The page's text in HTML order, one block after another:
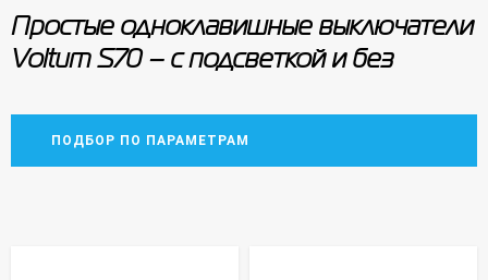
Простые одноклавишные выключатели
Voltum S70 – с подсветкой и без
ПОДБОР ПО ПАРАМЕТРАМ